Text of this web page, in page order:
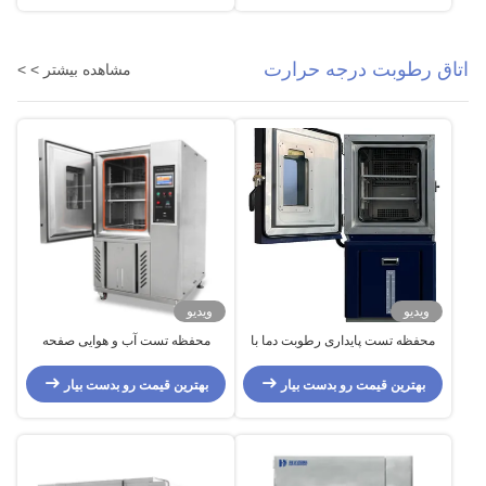
اتاق رطوبت درجه حرارت مشاهده بیشتر > >
ویدیو
محفظه تست پایداری رطوبت دما با
بهترین قیمت رو بدست بیار
ویدیو
محفظه تست آب و هوایی صفحه
بهترین قیمت رو بدست بیار